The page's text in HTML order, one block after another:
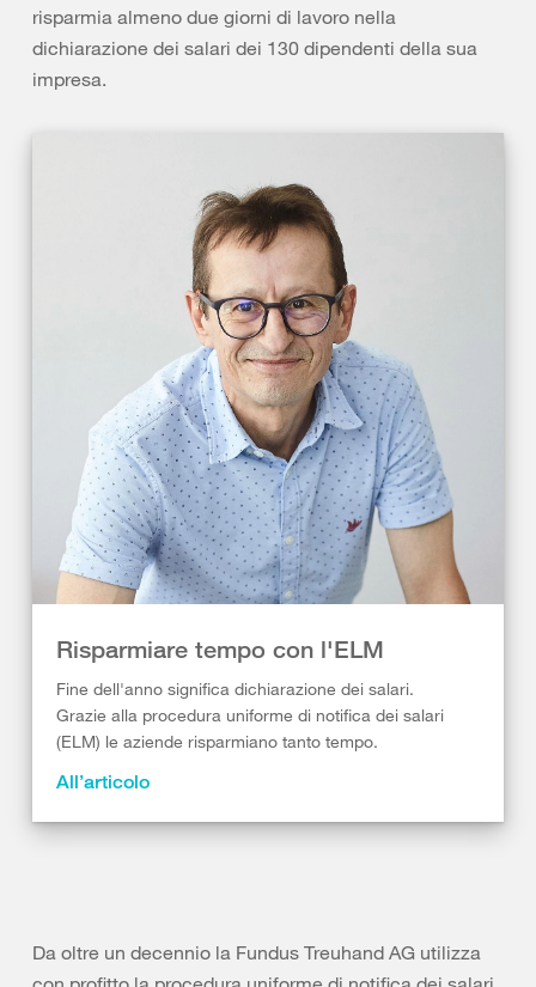
risparmia almeno due giorni di lavoro nella
dichiarazione dei salari dei 130 dipendenti della sua
impresa.
Risparmiare tempo con l'ELM
Fine dell'anno significa dichiarazione dei salari.
Grazie alla procedura uniforme di notifica dei salari
(ELM) le aziende risparmiano tanto tempo.
All’articolo
Da oltre un decennio la Fundus Treuhand AG utilizza